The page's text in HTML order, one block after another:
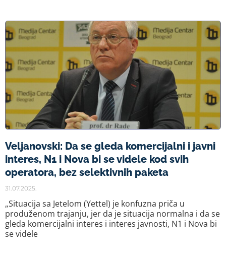
Veljanovski: Da se gleda komercijalni i javni
interes, N1 i Nova bi se videle kod svih
operatora, bez selektivnih paketa
31.07.2025.
„Situacija sa Jetelom (Yettel) je konfuzna priča u
produženom trajanju, jer da je situacija normalna i da se
gleda komercijalni interes i interes javnosti, N1 i Nova bi
se videle